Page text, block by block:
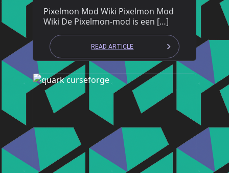
Pixelmon Mod Wiki Pixelmon Mod
Wiki De Pixelmon-mod is een […]
READ ARTICLE